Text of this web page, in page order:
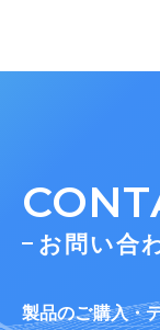
お問い合
製品のご購入・